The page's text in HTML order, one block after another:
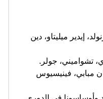
إيدير ميليتاو، دين
تشواميني، جولر.
مبابي، فينيسيوس